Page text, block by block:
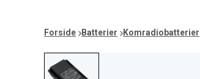
Forside Batterier Komradiobatterier